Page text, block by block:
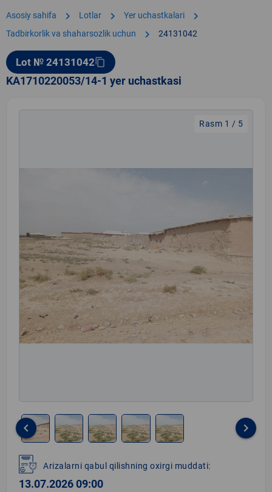
Asosiy sahifa chevron_right Lotlar chevron_right Yer uchastkalari chevron_right
Tadbirkorlik va shaharsozlik uchun chevron_right 24131042
Lot № 24131042content_copy
KA1710220053/14-1 yer uchastkasi
Rasm 1 / 5
1
of
5
keyboard_arrow_left keyboard_arrow_right
Arizalarni qabul qilishning oxirgi muddati:
13.07.2026 09:00